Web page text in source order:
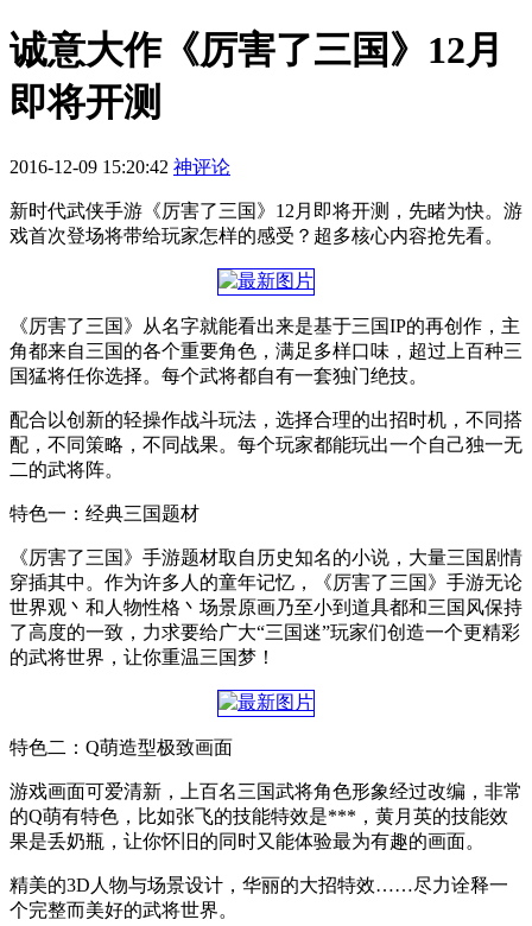
诚意大作《厉害了三国》12月
即将开测
2016-12-09 15:20:42 神评论
新时代武侠手游《厉害了三国》12月即将开测，先睹为快。游
戏首次登场将带给玩家怎样的感受？超多核心内容抢先看。
《厉害了三国》从名字就能看出来是基于三国IP的再创作，主
角都来自三国的各个重要角色，满足多样口味，超过上百种三
国猛将任你选择。每个武将都自有一套独门绝技。
配合以创新的轻操作战斗玩法，选择合理的出招时机，不同搭
配，不同策略，不同战果。每个玩家都能玩出一个自己独一无
二的武将阵。
特色一：经典三国题材
《厉害了三国》手游题材取自历史知名的小说，大量三国剧情
穿插其中。作为许多人的童年记忆，《厉害了三国》手游无论
世界观丶和人物性格丶场景原画乃至小到道具都和三国风保持
了高度的一致，力求要给广大“三国迷”玩家们创造一个更精彩
的武将世界，让你重温三国梦！
特色二：Q萌造型极致画面
游戏画面可爱清新，上百名三国武将角色形象经过改编，非常
的Q萌有特色，比如张飞的技能特效是***，黄月英的技能效
果是丢奶瓶，让你怀旧的同时又能体验最为有趣的画面。
精美的3D人物与场景设计，华丽的大招特效……尽力诠释一
个完整而美好的武将世界。